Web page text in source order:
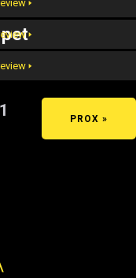
🢒
🢒
🢒
PROX »